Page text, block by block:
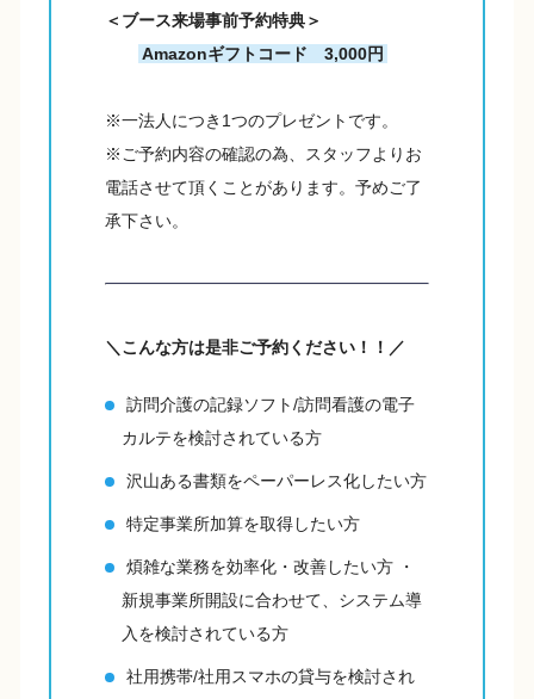
＜ブース来場事前予約特典＞
Amazonギフトコード 3,000円
※一法人につき1つのプレゼントです。
※ご予約内容の確認の為、スタッフよりお
電話させて頂くことがあります。予めご了
承下さい。
＼こんな方は是非ご予約ください！！／
訪問介護の記録ソフト/訪問看護の電子
カルテを検討されている方
沢山ある書類をペーパーレス化したい方
特定事業所加算を取得したい方
煩雑な業務を効率化・改善したい方 ・
新規事業所開設に合わせて、システム導
入を検討されている方
社用携帯/社用スマホの貸与を検討され